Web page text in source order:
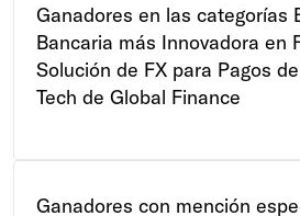
Ganadores en las categorías
Bancaria más Innovadora en
Solución de FX para Pagos
Tech de Global Finance
Ganadores con mención